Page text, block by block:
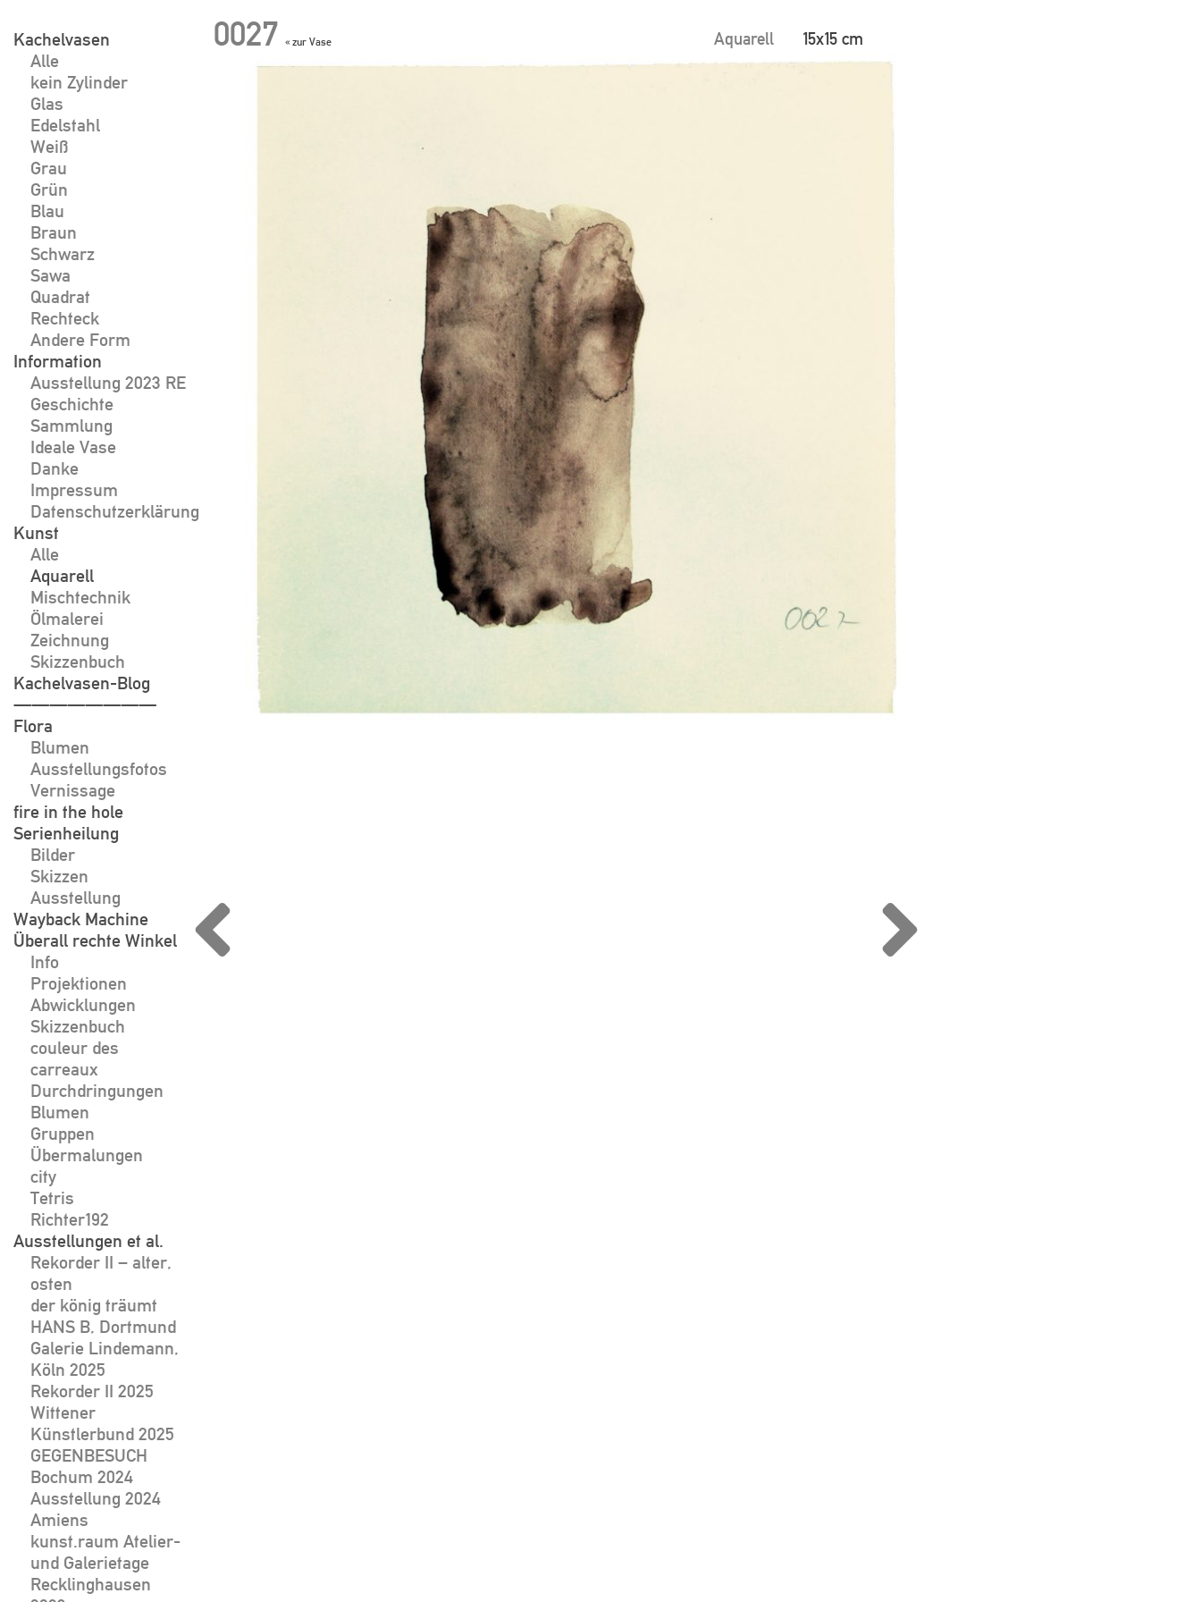
content
Kachelvasen
Alle
kein Zylinder
Glas
Edelstahl
Weiß
Grau
Grün
Blau
Braun
Schwarz
Sawa
Quadrat
Rechteck
Andere Form
Information
Ausstellung 2023 RE
Geschichte
Sammlung
Ideale Vase
Danke
Impressum
Datenschutzerklärung
Kunst
Alle
Aquarell
Mischtechnik
Ölmalerei
Zeichnung
Skizzenbuch
Kachelvasen-Blog
————————
Flora
Blumen
Ausstellungsfotos
Vernissage
fire in the hole
Serienheilung
Bilder
Skizzen
Ausstellung
Wayback Machine
Überall rechte Winkel
Info
Projektionen
Abwicklungen
Skizzenbuch
couleur des
carreaux
Durchdringungen
Blumen
Gruppen
Übermalungen
city
Tetris
Richter192
Ausstellungen et al.
Rekorder II – alter,
osten
der könig träumt
HANS B, Dortmund
Galerie Lindemann,
Köln 2025
Rekorder II 2025
Wittener
Künstlerbund 2025
GEGENBESUCH
Bochum 2024
Ausstellung 2024
Amiens
kunst.raum Atelier-
und Galerietage
Recklinghausen
0027 « zur Vase Aquarell 15x15 cm
Beitragsnavigation